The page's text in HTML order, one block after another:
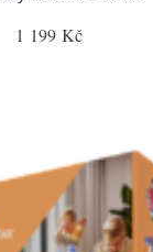
1 199 Kč